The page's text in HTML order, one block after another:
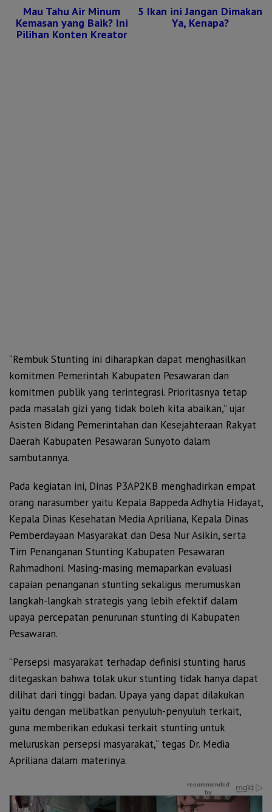
Mau Tahu Air Minum
Kemasan yang Baik? Ini
Pilihan Konten Kreator
5 Ikan ini Jangan Dimakan
Ya, Kenapa?
“Rembuk Stunting ini diharapkan dapat menghasilkan
komitmen Pemerintah Kabupaten Pesawaran dan
komitmen publik yang terintegrasi. Prioritasnya tetap
pada masalah gizi yang tidak boleh kita abaikan,” ujar
Asisten Bidang Pemerintahan dan Kesejahteraan Rakyat
Daerah Kabupaten Pesawaran Sunyoto dalam
sambutannya.
Pada kegiatan ini, Dinas P3AP2KB menghadirkan empat
orang narasumber yaitu Kepala Bappeda Adhytia Hidayat,
Kepala Dinas Kesehatan Media Apriliana, Kepala Dinas
Pemberdayaan Masyarakat dan Desa Nur Asikin, serta
Tim Penanganan Stunting Kabupaten Pesawaran
Rahmadhoni. Masing-masing memaparkan evaluasi
capaian penanganan stunting sekaligus merumuskan
langkah-langkah strategis yang lebih efektif dalam
upaya percepatan penurunan stunting di Kabupaten
Pesawaran.
“Persepsi masyarakat terhadap definisi stunting harus
ditegaskan bahwa tolak ukur stunting tidak hanya dapat
dilihat dari tinggi badan. Upaya yang dapat dilakukan
yaitu dengan melibatkan penyuluh-penyuluh terkait,
guna memberikan edukasi terkait stunting untuk
meluruskan persepsi masyarakat,” tegas Dr. Media
Apriliana dalam materinya.